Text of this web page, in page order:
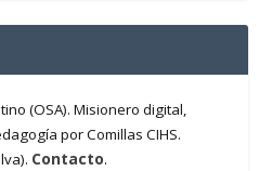
(OSA). Misionero digital,
por Comillas CIHS.
Contacto.